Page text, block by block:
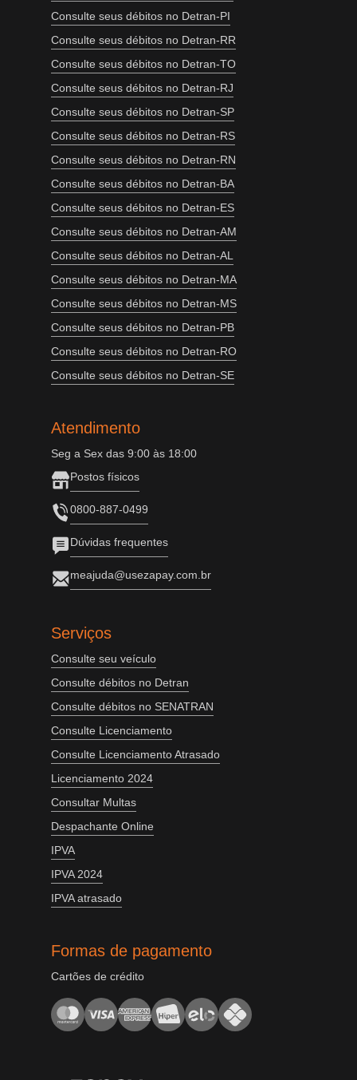
Consulte seus débitos no Detran-PI
Consulte seus débitos no Detran-RR
Consulte seus débitos no Detran-TO
Consulte seus débitos no Detran-RJ
Consulte seus débitos no Detran-SP
Consulte seus débitos no Detran-RS
Consulte seus débitos no Detran-RN
Consulte seus débitos no Detran-BA
Consulte seus débitos no Detran-ES
Consulte seus débitos no Detran-AM
Consulte seus débitos no Detran-AL
Consulte seus débitos no Detran-MA
Consulte seus débitos no Detran-MS
Consulte seus débitos no Detran-PB
Consulte seus débitos no Detran-RO
Consulte seus débitos no Detran-SE
Atendimento
Seg a Sex das 9:00 às 18:00
Postos físicos
0800-887-0499
Dúvidas frequentes
meajuda@usezapay.com.br
Serviços
Consulte seu veículo
Consulte débitos no Detran
Consulte débitos no SENATRAN
Consulte Licenciamento
Consulte Licenciamento Atrasado
Licenciamento 2024
Consultar Multas
Despachante Online
IPVA
IPVA 2024
IPVA atrasado
Formas de pagamento
Cartões de crédito